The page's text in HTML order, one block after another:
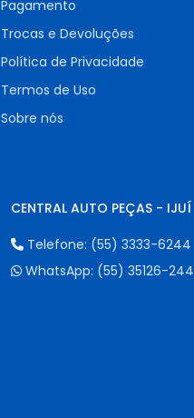
Pagamento
Trocas e Devoluções
Política de Privacidade
Termos de Uso
Sobre nós
CENTRAL AUTO PEÇAS - IJUÍ
Telefone: (55) 3333-6244
WhatsApp: (55) 35126-244